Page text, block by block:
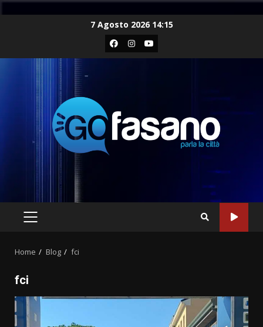
7 Agosto 2026 14:15
Facebook
Instagram
Youtube
PRIMARY
Home Blog fci
fci